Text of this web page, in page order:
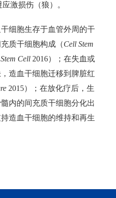
激损伤（狼）。
胞生存于血管外周的干
质干细胞构成（Cell Stem
Cell 2016）；在失血或
造血干细胞迁移到脾脏红
2015）；在放化疗后，生
内的间充质干细胞分化出
造血干细胞的维持和再生